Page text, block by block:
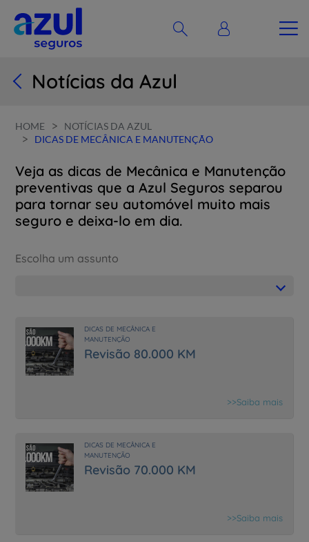
Notícias da Azul
HOME > NOTÍCIAS DA AZUL
> DICAS DE MECÂNICA E MANUTENÇÃO
Veja as dicas de Mecânica e Manutenção
preventivas que a Azul Seguros separou
para tornar seu automóvel muito mais
seguro e deixa-lo em dia.
Escolha um assunto
DICAS DE MECÂNICA E
MANUTENÇÃO
Revisão 80.000 KM
>>Saiba mais
DICAS DE MECÂNICA E
MANUTENÇÃO
Revisão 70.000 KM
>>Saiba mais